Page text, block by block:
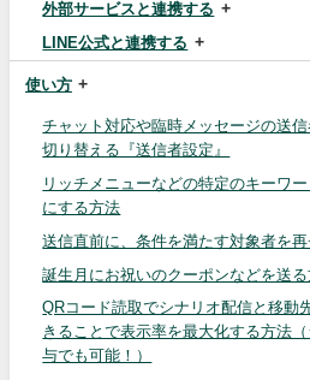
外部サービスと連携する
LINE公式と連携する
使い方
チャット対応や臨時メッセージの送
切り替える『送信者設定』
リッチメニューなどの特定のキーワ
にする方法
送信直前に、条件を満たす対象者を
誕生月にお祝いのクーポンなどを送
QRコード読取でシナリオ配信と移動
きることで表示率を最大化する方法
与でも可能！）